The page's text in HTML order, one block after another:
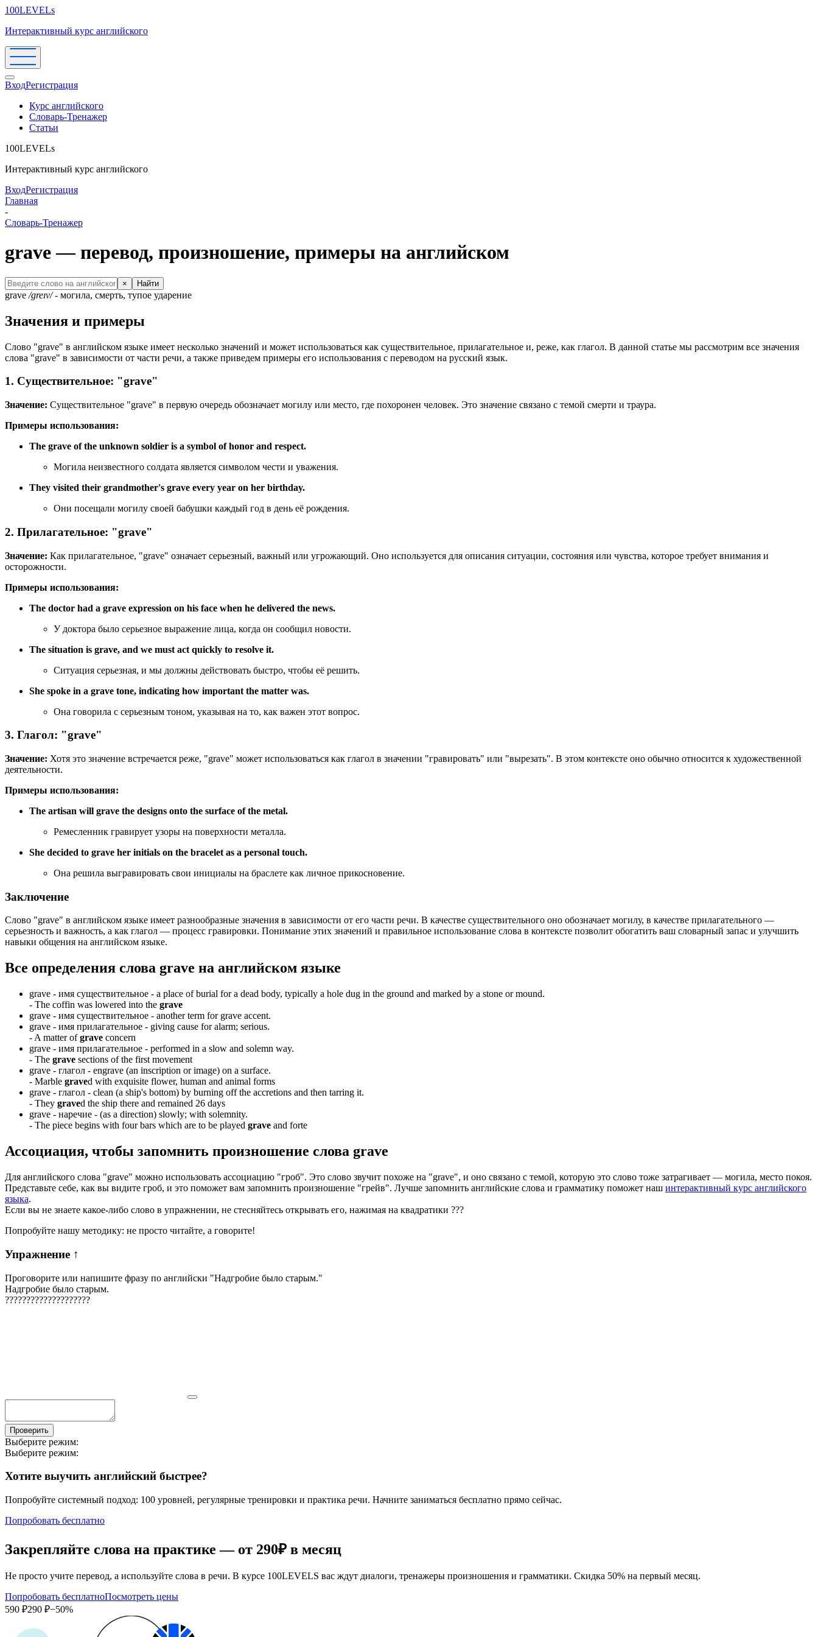
100LEVELs
Интерактивный курс английского
ВходРегистрация
Курс английского
Словарь-Тренажер
Статьи
100LEVELs
Интерактивный курс английского
ВходРегистрация
Главная
-
Словарь-Тренажер
grave — перевод, произношение, примеры на английском
× Найти
grave /greɪv/- могила, смерть, тупое ударение
Значения и примеры
Слово "grave" в английском языке имеет несколько значений и может использоваться как существительное, прилагательное и, реже, как глагол. В данной статье мы рассмотрим все значения
слова "grave" в зависимости от части речи, а также приведем примеры его использования с переводом на русский язык.
1. Существительное: "grave"
Значение: Существительное "grave" в первую очередь обозначает могилу или место, где похоронен человек. Это значение связано с темой смерти и траура.
Примеры использования:
The grave of the unknown soldier is a symbol of honor and respect.
Могила неизвестного солдата является символом чести и уважения.
They visited their grandmother's grave every year on her birthday.
Они посещали могилу своей бабушки каждый год в день её рождения.
2. Прилагательное: "grave"
Значение: Как прилагательное, "grave" означает серьезный, важный или угрожающий. Оно используется для описания ситуации, состояния или чувства, которое требует внимания и
осторожности.
Примеры использования:
The doctor had a grave expression on his face when he delivered the news.
У доктора было серьезное выражение лица, когда он сообщил новости.
The situation is grave, and we must act quickly to resolve it.
Ситуация серьезная, и мы должны действовать быстро, чтобы её решить.
She spoke in a grave tone, indicating how important the matter was.
Она говорила с серьезным тоном, указывая на то, как важен этот вопрос.
3. Глагол: "grave"
Значение: Хотя это значение встречается реже, "grave" может использоваться как глагол в значении "гравировать" или "вырезать". В этом контексте оно обычно относится к художественной
деятельности.
Примеры использования:
The artisan will grave the designs onto the surface of the metal.
Ремесленник гравирует узоры на поверхности металла.
She decided to grave her initials on the bracelet as a personal touch.
Она решила выгравировать свои инициалы на браслете как личное прикосновение.
Заключение
Слово "grave" в английском языке имеет разнообразные значения в зависимости от его части речи. В качестве существительного оно обозначает могилу, в качестве прилагательного —
серьезность и важность, а как глагол — процесс гравировки. Понимание этих значений и правильное использование слова в контексте позволит обогатить ваш словарный запас и улучшить
навыки общения на английском языке.
Все определения слова grave на английском языке
grave - имя существительное - a place of burial for a dead body, typically a hole dug in the ground and marked by a stone or mound.
- The coffin was lowered into the grave
grave - имя существительное - another term for grave accent.
grave - имя прилагательное - giving cause for alarm; serious.
- A matter ofgrave concern
grave - имя прилагательное - performed in a slow and solemn way.
- The grave sections of the first movement
grave - глагол - engrave (an inscription or image) on a surface.
- Marble graved with exquisite flower, human and animal forms
grave - глагол - clean (a ship's bottom) by burning off the accretions and then tarring it.
- They graved the ship there and remained 26 days
grave - наречие - (as a direction) slowly; with solemnity.
- The piece begins with four bars which are to be played grave and forte
Ассоциация, чтобы запомнить произношение слова grave
Для английского слова "grave" можно использовать ассоциацию "гроб". Это слово звучит похоже на "grave", и оно связано с темой, которую это слово тоже затрагивает — могила, место покоя.
Представьте себе, как вы видите гроб, и это поможет вам запомнить произношение "грейв". Лучше запомнить английские слова и грамматику поможет наш интерактивный курс английского
языка.
Если вы не знаете какое-либо слово в упражнении, не стесняйтесь открывать его, нажимая на квадратики ???
Попробуйте нашу методику: не просто читайте, а говорите!
Упражнение ↑
Проговорите или напишите фразу по английски "Надгробие было старым."
Надгробие было старым.
????????????????????
Проверить
Выберите режим:
Выберите режим:
Хотите выучить английский быстрее?
Попробуйте системный подход: 100 уровней, регулярные тренировки и практика речи. Начните заниматься бесплатно прямо сейчас.
Попробовать бесплатно
Закрепляйте слова на практике — от 290₽ в месяц
Не просто учите перевод, а используйте слова в речи. В курсе 100LEVELS вас ждут диалоги, тренажеры произношения и грамматики. Скидка 50% на первый месяц.
Попробовать бесплатноПосмотреть цены
590 ₽290 ₽−50%